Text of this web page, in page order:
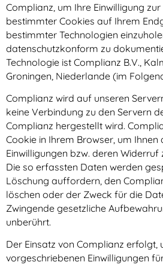
Complianz, um Ihre Einwilligung
bestimmter Cookies auf Ihrem
bestimmter Technologien
datenschutzkonform zu
Technologie ist Complianz B.V.,
Groningen, Niederlande (im
Complianz wird auf unseren
keine Verbindung zu den Servern
Complianz hergestellt wird.
Cookie in Ihrem Browser, um Ihnen
Einwilligungen bzw. deren Widerruf
Die so erfassten Daten werden
Löschung auffordern, den
löschen oder der Zweck für die
Zwingende gesetzliche
unberührt.
Der Einsatz von Complianz erfolgt,
vorgeschriebenen Einwilligungen